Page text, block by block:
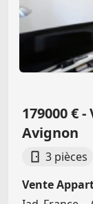
179000 €
Avignon
3 pièces
Vente